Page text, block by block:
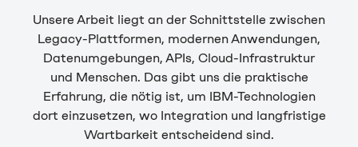
Unsere Arbeit liegt an der Schnittstelle zwischen
Legacy-Plattformen, modernen Anwendungen,
Datenumgebungen, APIs, Cloud-Infrastruktur
und Menschen. Das gibt uns die praktische
Erfahrung, die nötig ist, um IBM-Technologien
dort einzusetzen, wo Integration und langfristige
Wartbarkeit entscheidend sind.